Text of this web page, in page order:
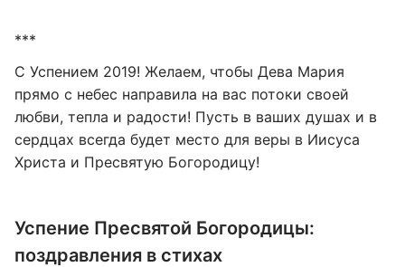
***
С Успением 2019! Желаем, чтобы Дева Мария
прямо с небес направила на вас потоки своей
любви, тепла и радости! Пусть в ваших душах и в
сердцах всегда будет место для веры в Иисуса
Христа и Пресвятую Богородицу!
Успение Пресвятой Богородицы:
поздравления в стихах